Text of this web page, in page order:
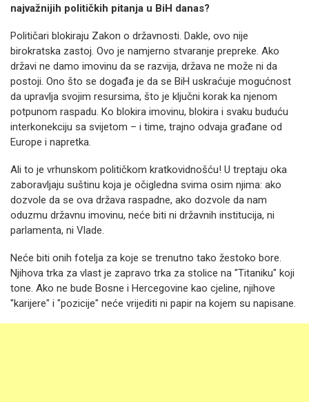
najvažnijih političkih pitanja u BiH danas?
Političari blokiraju Zakon o državnosti. Dakle, ovo nije
birokratska zastoj. Ovo je namjerno stvaranje prepreke. Ako
državi ne damo imovinu da se razvija, država ne može ni da
postoji. Ono što se događa je da se BiH uskraćuje mogućnost
da upravlja svojim resursima, što je ključni korak ka njenom
potpunom raspadu. Ko blokira imovinu, blokira i svaku buduću
interkonekciju sa svijetom – i time, trajno odvaja građane od
Europe i napretka.
Ali to je vrhunskom političkom kratkovidnošću! U treptaju oka
zaboravljaju suštinu koja je očigledna svima osim njima: ako
dozvole da se ova država raspadne, ako dozvole da nam
oduzmu državnu imovinu, neće biti ni državnih institucija, ni
parlamenta, ni Vlade.
Neće biti onih fotelja za koje se trenutno tako žestoko bore.
Njihova trka za vlast je zapravo trka za stolice na "Titaniku" koji
tone. Ako ne bude Bosne i Hercegovine kao cjeline, njihove
"karijere" i "pozicije" neće vrijediti ni papir na kojem su napisane.